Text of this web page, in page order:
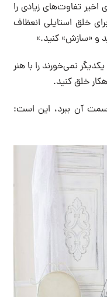
تفاوت‌های زیادی را
خلق استایلی انعظاف
و «سازش» کنید.»
نمی‌خورند را با هنر
خلق کنید.
سمت آن ببرد، این است: